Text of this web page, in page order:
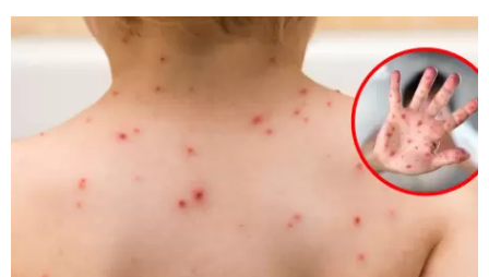
Alerta en la región